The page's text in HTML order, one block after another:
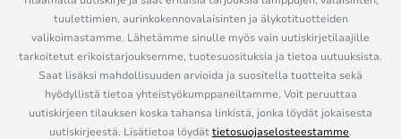
tuulettimien, aurinkokennovalaisinten ja älykotituotteiden
valikoimastamme. Lähetämme sinulle myös vain uutiskirjetilaajille
tarkoitetut erikoistarjouksemme, tuotesuosituksia ja tietoa uutuuksista.
Saat lisäksi mahdollisuuden arvioida ja suositella tuotteita sekä
hyödyllistä tietoa yhteistyökumppaneiltamme. Voit peruuttaa
uutiskirjeen tilauksen koska tahansa linkistä, jonka löydät jokaisesta
uutiskirjeestä. Lisätietoa löydättietosuojaselosteestamme.